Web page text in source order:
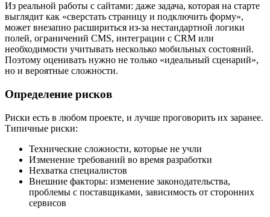
Из реальной работы с сайтами: даже задача, которая на старте
выглядит как «сверстать страницу и подключить форму»,
может внезапно расшириться из-за нестандартной логики
полей, ограничений CMS, интеграции с CRM или
необходимости учитывать несколько мобильных состояний.
Поэтому оценивать нужно не только «идеальный сценарий»,
но и вероятные сложности.
Определение рисков
Риски есть в любом проекте, и лучше проговорить их заранее.
Типичные риски:
Технические сложности, которые не учли
Изменение требований во время разработки
Нехватка специалистов
Внешние факторы: изменение законодательства,
проблемы с поставщиками, зависимость от сторонних
сервисов